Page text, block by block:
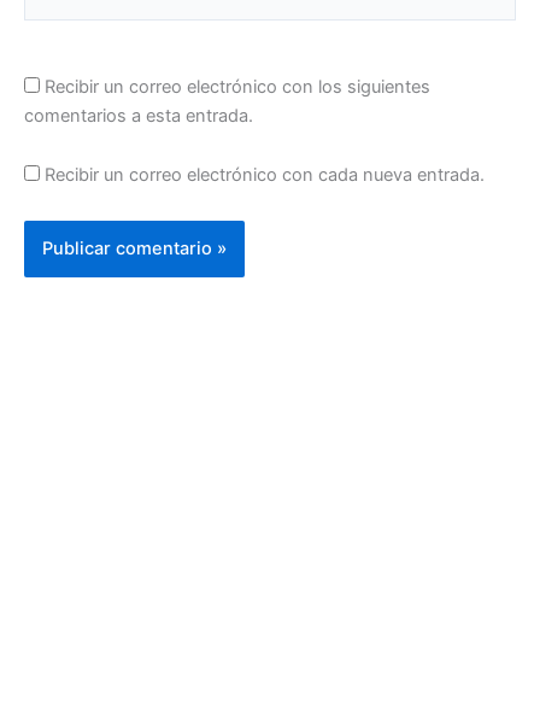
Recibir un correo electrónico con los siguientes
comentarios a esta entrada.
Recibir un correo electrónico con cada nueva entrada.